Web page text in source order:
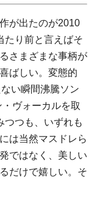
が出たのが2010
たり前と言えばそ
さまざまな事柄が
ばしい。変態的
い瞬間沸騰ソン
・ヴォーカルを取
つつも、いずれも
は当然マスドレら
ではなく、美しい
だけで嬉しい。そ